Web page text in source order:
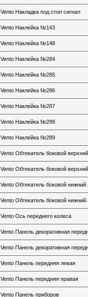
Vento Накладка под стоп сигнал
Vento Наклейка №143
Vento Наклейка №148
Vento Наклейка №284
Vento Наклейка №285
Vento Наклейка №286
Vento Наклейка №287
Vento Наклейка №288
Vento Наклейка №289
Vento Обтекатель боковой
Vento Обтекатель боковой
Vento Обтекатель боковой
Vento Обтекатель боковой
Vento Ось переднего колеса
Vento Панель декоративная
Vento Панель декоративная
Vento Панель передняя левая
Vento Панель передняя правая
Vento Панель приборов